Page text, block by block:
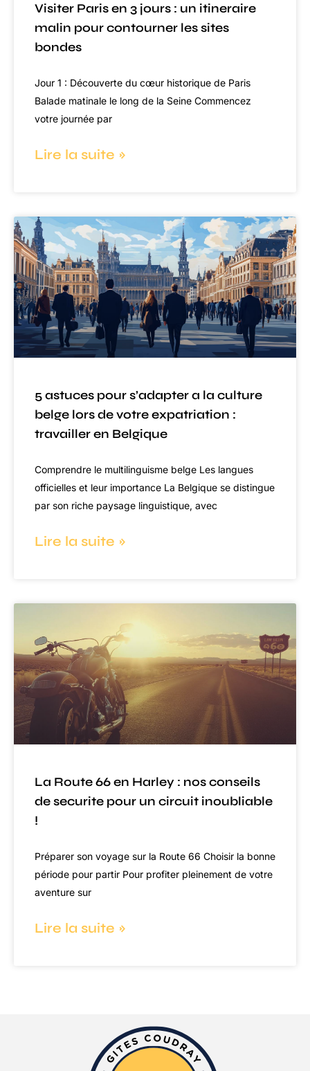
Visiter Paris en 3 jours : un itineraire
malin pour contourner les sites
bondes
Jour 1 : Découverte du cœur historique de Paris
Balade matinale le long de la Seine Commencez
votre journée par
Lire la suite »
5 astuces pour s’adapter a la culture
belge lors de votre expatriation :
travailler en Belgique
Comprendre le multilinguisme belge Les langues
officielles et leur importance La Belgique se distingue
par son riche paysage linguistique, avec
Lire la suite »
La Route 66 en Harley : nos conseils
de securite pour un circuit inoubliable
!
Préparer son voyage sur la Route 66 Choisir la bonne
période pour partir Pour profiter pleinement de votre
aventure sur
Lire la suite »